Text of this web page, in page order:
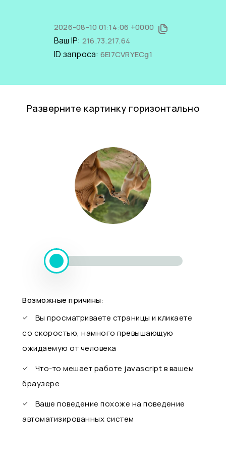
2026-08-10 01:14:06 +0000
Ваш IP: 216.73.217.64
ID запроса: 6EI7CVRYECg1
Разверните картинку горизонтально
Возможные причины:
Вы просматриваете страницы и кликаете
со скоростью, намного превышающую
ожидаемую от человека
Что-то мешает работе javascript в вашем
браузере
Ваше поведение похоже на поведение
автоматизированных систем